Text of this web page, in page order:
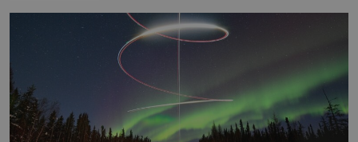
přírodní živel, neznámý útočník, nebo někdo, koho
tehdejší režim nechtěl odhalit? [gallery
ids="171131,171132,1711